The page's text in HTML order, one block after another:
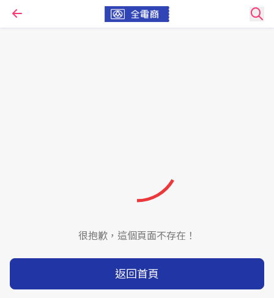
很抱歉，這個頁面不存在！
返回首頁